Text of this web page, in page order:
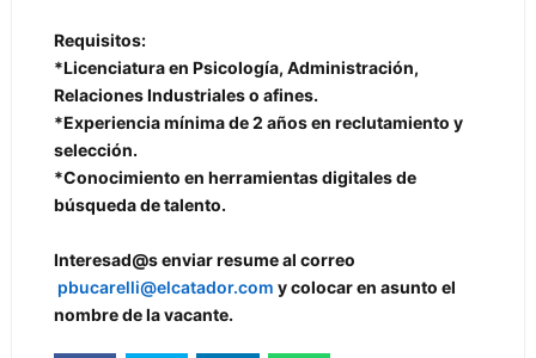
Requisitos:
*Licenciatura en Psicología, Administración,
Relaciones Industriales o afines.
*Experiencia mínima de 2 años en reclutamiento y
selección.
*Conocimiento en herramientas digitales de
búsqueda de talento.
Interesad@s enviar resume al correo
pbucarelli@elcatador.com y colocar en asunto el
nombre de la vacante.